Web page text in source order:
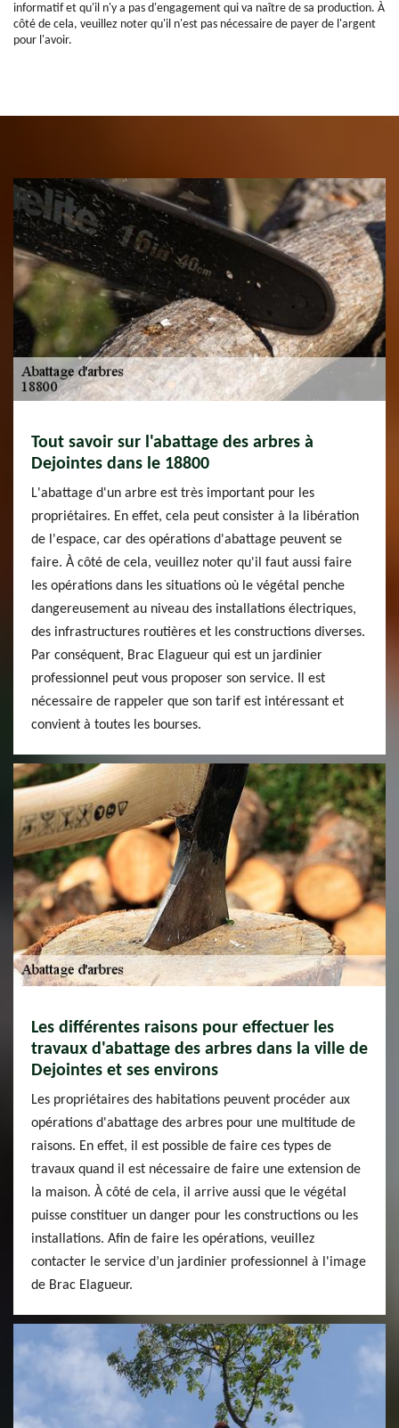
informatif et qu'il n'y a pas d'engagement qui va naître de sa production. À
côté de cela, veuillez noter qu'il n'est pas nécessaire de payer de l'argent
pour l'avoir.
Tout savoir sur l'abattage des arbres à
Dejointes dans le 18800
L'abattage d'un arbre est très important pour les
propriétaires. En effet, cela peut consister à la libération
de l'espace, car des opérations d'abattage peuvent se
faire. À côté de cela, veuillez noter qu'il faut aussi faire
les opérations dans les situations où le végétal penche
dangereusement au niveau des installations électriques,
des infrastructures routières et les constructions diverses.
Par conséquent, Brac Elagueur qui est un jardinier
professionnel peut vous proposer son service. Il est
nécessaire de rappeler que son tarif est intéressant et
convient à toutes les bourses.
Les différentes raisons pour effectuer les
travaux d'abattage des arbres dans la ville de
Dejointes et ses environs
Les propriétaires des habitations peuvent procéder aux
opérations d'abattage des arbres pour une multitude de
raisons. En effet, il est possible de faire ces types de
travaux quand il est nécessaire de faire une extension de
la maison. À côté de cela, il arrive aussi que le végétal
puisse constituer un danger pour les constructions ou les
installations. Afin de faire les opérations, veuillez
contacter le service d’un jardinier professionnel à l'image
de Brac Elagueur.